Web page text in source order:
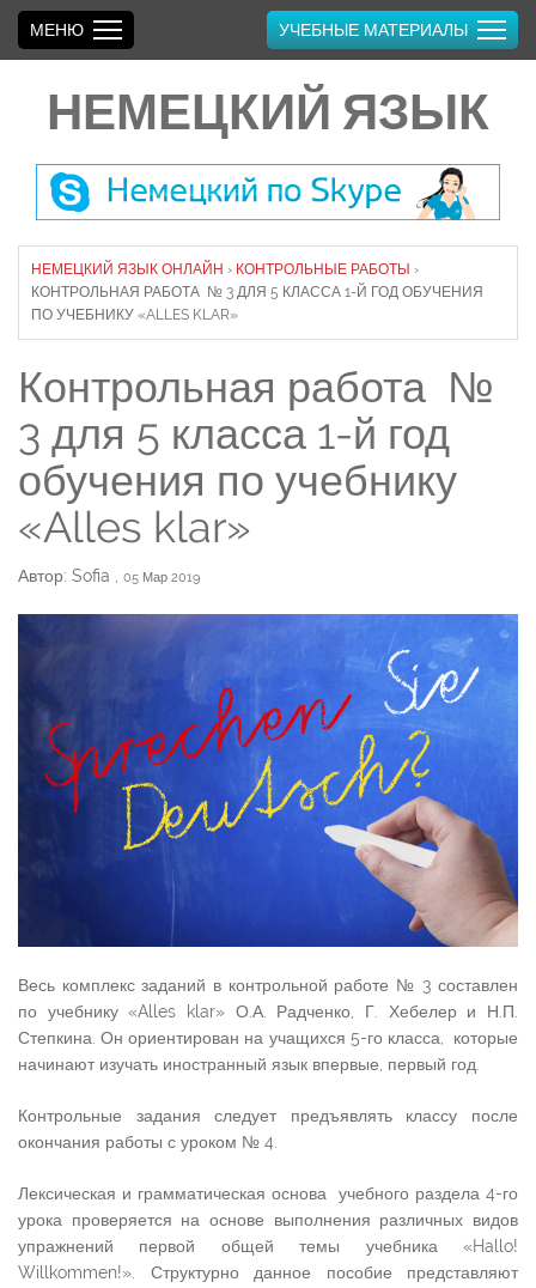
НЕМЕЦКИЙ ЯЗЫК
МЕНЮ УЧЕБНЫЕ МАТЕРИАЛЫ
НЕМЕЦКИЙ ЯЗЫК ОНЛАЙН › КОНТРОЛЬНЫЕ РАБОТЫ ›
КОНТРОЛЬНАЯ РАБОТА № 3 ДЛЯ 5 КЛАССА 1-Й ГОД ОБУЧЕНИЯ
ПО УЧЕБНИКУ «ALLES KLAR»
Контрольная работа №
3 для 5 класса 1-й год
обучения по учебнику
«Alles klar»
Автор: Sofia , 05 Мар 2019
Весь комплекс заданий в контрольной работе № 3 составлен
по учебнику «Alles klar» О.А. Радченко, Г. Хебелер и Н.П.
Степкина. Он ориентирован на учащихся 5-го класса, которые
начинают изучать иностранный язык впервые, первый год.
Контрольные задания следует предъявлять классу после
окончания работы с уроком № 4.
Лексическая и грамматическая основа учебного раздела 4-го
урока проверяется на основе выполнения различных видов
упражнений первой общей темы учебника «Hallo!
Willkommen!». Структурно данное пособие представляют